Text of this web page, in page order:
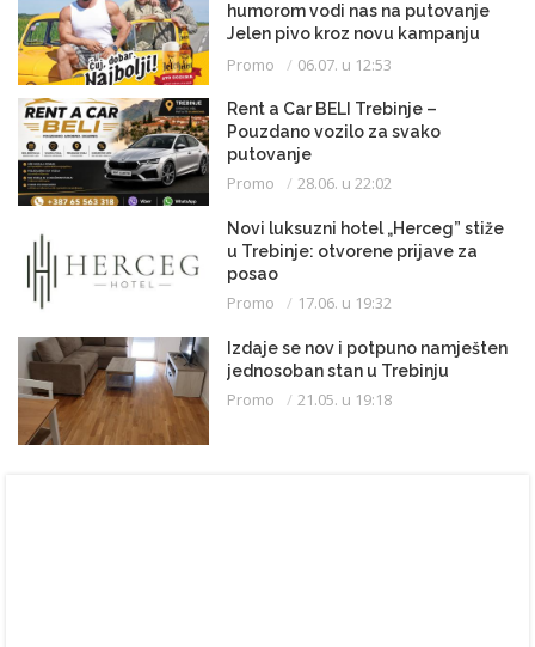
humorom vodi nas na putovanje
Jelen pivo kroz novu kampanju
slavi ono najbolje – od Krajine do
Promo 06.07. u 12:53
Rent a Car BELI Trebinje –
Pouzdano vozilo za svako
putovanje
Promo 28.06. u 22:02
Novi luksuzni hotel „Herceg” stiže
u Trebinje: otvorene prijave za
posao
Promo 17.06. u 19:32
Izdaje se nov i potpuno namješten
jednosoban stan u Trebinju
Promo 21.05. u 19:18